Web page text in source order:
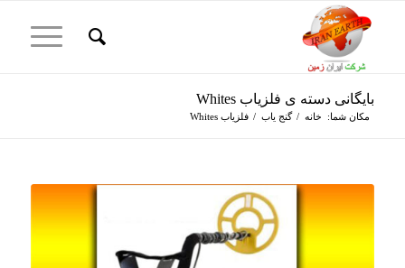
بایگانی دسته ی فلزیاب Whites
مکان شما: خانه / گنج یاب / فلزیاب Whites